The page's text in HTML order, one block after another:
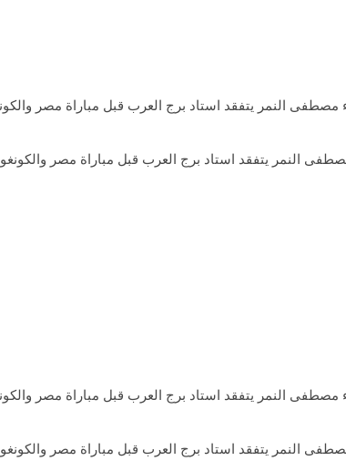
النمر يتفقد استاد برج العرب قبل مباراة مصر والكونغو
النمر يتفقد استاد برج العرب قبل مباراة مصر والكونغو